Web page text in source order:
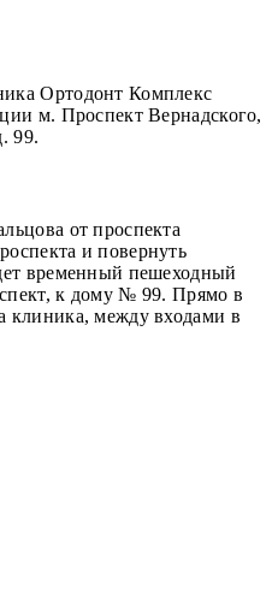
Ортодонт Комплекс
м. Проспект Вернадского,
99.
от проспекта
и повернуть
временный пешеходный
к дому № 99. Прямо в
клиника, между входами в